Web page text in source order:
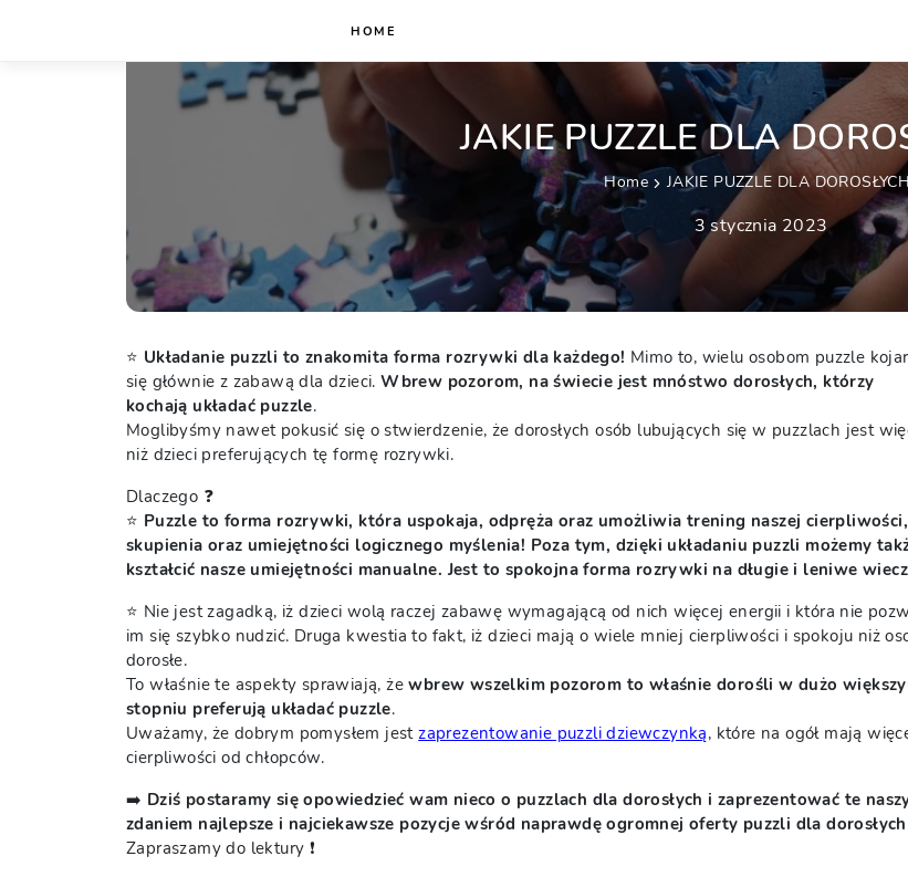
HOME
JAKIE PUZZLE DLA
Home JAKIE PUZZLE DLA
3 stycznia 2023
⭐ Układanie puzzli to znakomita forma rozrywki dla każdego! Mimo to, wielu osobom puzzle
się głównie z zabawą dla dzieci.Wbrew pozorom, na świecie jest mnóstwo dorosłych, którzy
kochają układać puzzle.
Moglibyśmy nawet pokusić się o stwierdzenie, że dorosłych osób lubujących się w puzzlach jest
niż dzieci preferujących tę formę rozrywki.
Dlaczego ❓
⭐ Puzzle to forma rozrywki, która uspokaja, odpręża oraz umożliwia trening naszej cierpliwości,
skupienia oraz umiejętności logicznego myślenia! Poza tym, dzięki układaniu puzzli możemy
kształcić nasze umiejętności manualne. Jest to spokojna forma rozrywki na długie i leniwe
⭐ Nie jest zagadką, iż dzieci wolą raczej zabawę wymagającą od nich więcej energii i która nie
im się szybko nudzić. Druga kwestia to fakt, iż dzieci mają o wiele mniej cierpliwości i spokoju niż
dorosłe.
To właśnie te aspekty sprawiają, żewbrew wszelkim pozorom to właśnie dorośli w dużo
stopniu preferują układać puzzle.
Uważamy, że dobrym pomysłem jestzaprezentowanie puzzli dziewczynką, które na ogół mają
cierpliwości od chłopców.
➡️ Dziś postaramy się opowiedzieć wam nieco o puzzlach dla dorosłych i zaprezentować te
zdaniem najlepsze i najciekawsze pozycje wśród naprawdę ogromnej oferty puzzli dla dorosłych
Zapraszamy do lektury ❗️